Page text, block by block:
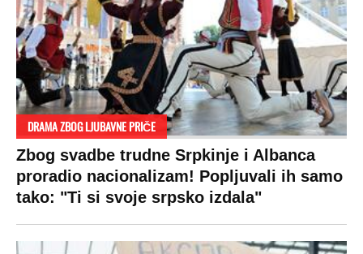
DRAMA ZBOG LJUBAVNE PRIČE
Zbog svadbe trudne Srpkinje i Albanca
proradio nacionalizam! Popljuvali ih samo
tako: "Ti si svoje srpsko izdala"